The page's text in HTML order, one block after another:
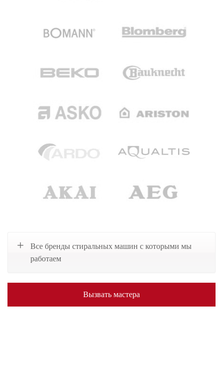
Все бренды стиральных машин с которыми мы
работаем
Вызвать мастера